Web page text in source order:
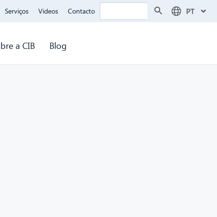
Serviços Videos Contacto Search PT
a CIB Blog